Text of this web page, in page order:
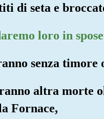
di seta e
loro in
senza
altra morte
Fornace,